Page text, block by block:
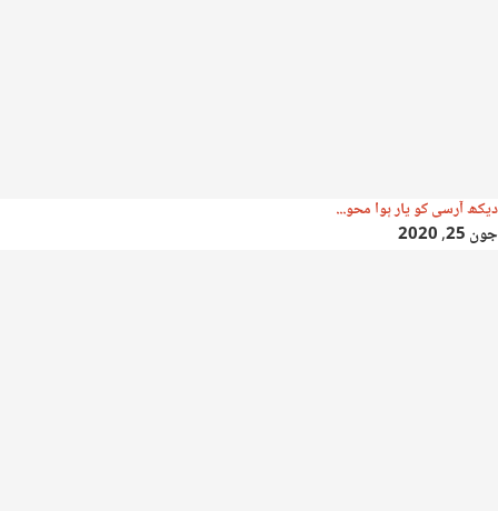
دیکھ آرسی کو یار ہوا محو...
جون 25, 2020